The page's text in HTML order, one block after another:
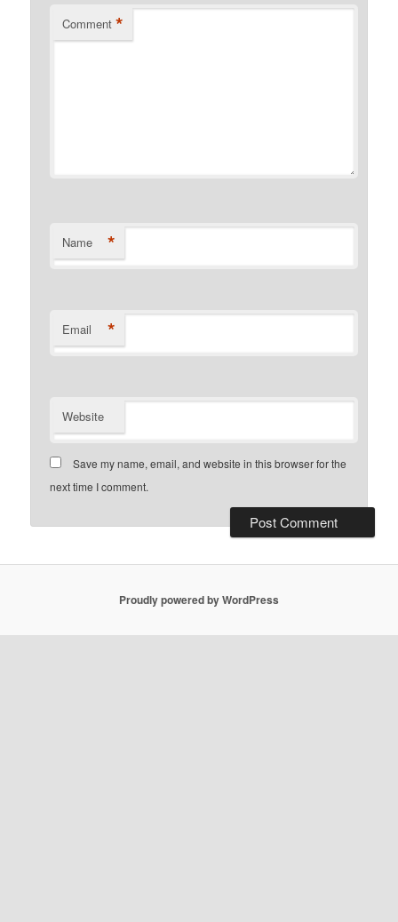
Comment *
Name *
Email *
Website
Save my name, email, and website in this browser for the
next time I comment.
Proudly powered by WordPress